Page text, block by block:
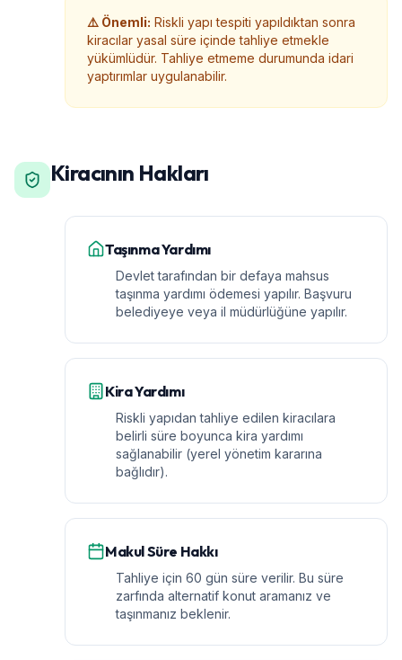
⚠️ Önemli: Riskli yapı tespiti yapıldıktan sonra
kiracılar yasal süre içinde tahliye etmekle
yükümlüdür. Tahliye etmeme durumunda idari
yaptırımlar uygulanabilir.
Kiracının Hakları
Taşınma Yardımı
Devlet tarafından bir defaya mahsus
taşınma yardımı ödemesi yapılır. Başvuru
belediyeye veya il müdürlüğüne yapılır.
Kira Yardımı
Riskli yapıdan tahliye edilen kiracılara
belirli süre boyunca kira yardımı
sağlanabilir (yerel yönetim kararına
bağlıdır).
Makul Süre Hakkı
Tahliye için 60 gün süre verilir. Bu süre
zarfında alternatif konut aramanız ve
taşınmanız beklenir.